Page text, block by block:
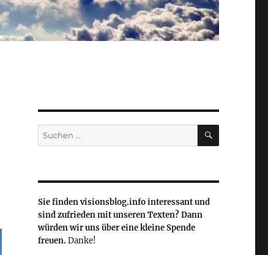
Suche
nach:
SUCHEN
Sie finden visionsblog.info interessant und
sind zufrieden mit unseren Texten? Dann
würden wir uns über eine kleine Spende
freuen. Danke!